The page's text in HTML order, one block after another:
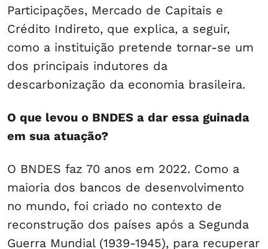
Participações, Mercado de Capitais e
Crédito Indireto, que explica, a seguir,
como a instituição pretende tornar-se um
dos principais indutores da
descarbonização da economia brasileira.
O que levou o BNDES a dar essa guinada
em sua atuação?
O BNDES faz 70 anos em 2022. Como a
maioria dos bancos de desenvolvimento
no mundo, foi criado no contexto de
reconstrução dos países após a Segunda
Guerra Mundial (1939-1945), para recuperar